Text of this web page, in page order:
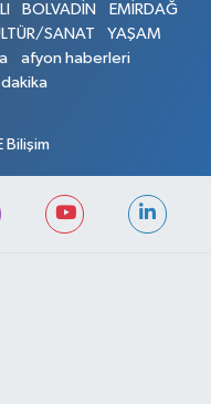
BOLVADİN
EMİRDAĞ
SANAT
YAŞAM
afyon haberleri
Bilişim